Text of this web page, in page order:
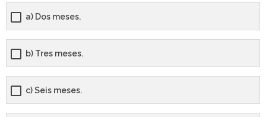
a) Dos meses.
b) Tres meses.
c) Seis meses.